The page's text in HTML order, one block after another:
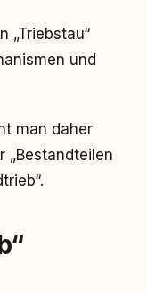
„Triebstau“
und
man daher
„Bestandteilen